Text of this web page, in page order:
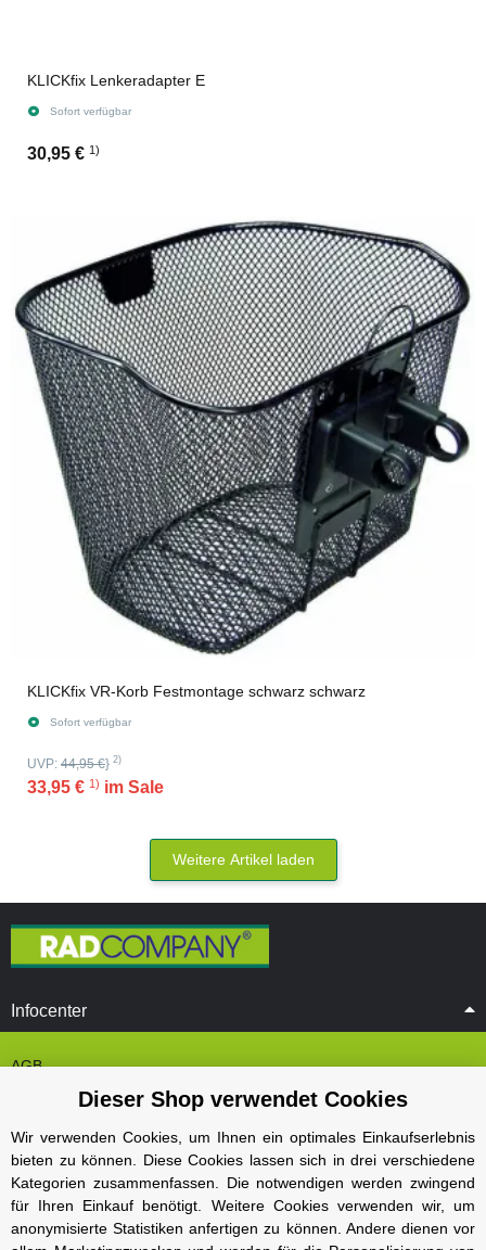
KLICKfix Lenkeradapter E
Sofort verfügbar
30,95 € 1)
KLICKfix VR-Korb Festmontage schwarz schwarz
Sofort verfügbar
UVP: 44,95 €} 2)
33,95 € 1) im Sale
Weitere Artikel laden
Infocenter
AGB
Cookie Einstelungen
Datenschutz
Impressum
Kontakt und Öffnungszeiten
Versand und Zahlungsarten
Dieser Shop verwendet Cookies
Wir verwenden Cookies, um Ihnen ein optimales Einkaufserlebnis
bieten zu können. Diese Cookies lassen sich in drei verschiedene
Kategorien zusammenfassen. Die notwendigen werden zwingend
für Ihren Einkauf benötigt. Weitere Cookies verwenden wir, um
anonymisierte Statistiken anfertigen zu können. Andere dienen vor